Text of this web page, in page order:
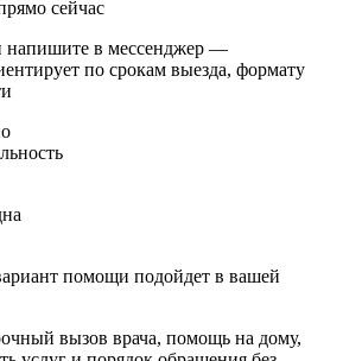
сейчас
напишите в мессенджер —
по срокам выезда, формату
помощи подойдет в вашей
вызов врача, помощь на дому,